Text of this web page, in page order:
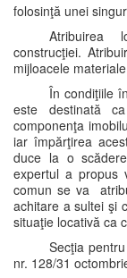
folosinţă unei
Atribuirea
construcţiei.
mijloacele
În condiţiile
este destinată
componenţa
iar împărţirea
duce la o
expertul a propus
comun se va
achitare a sultei şi
situaţie locativă ca
Secţia
nr. 128/31